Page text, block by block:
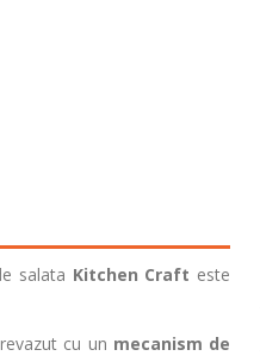
salata Kitchen Craft este
cu un mecanism de